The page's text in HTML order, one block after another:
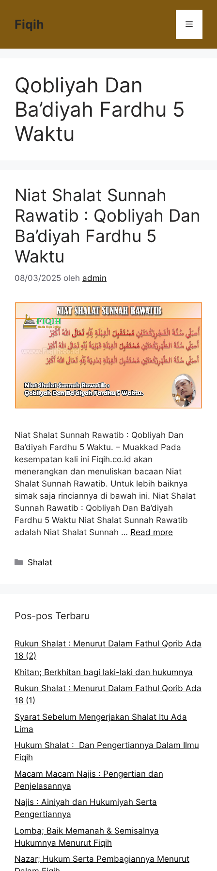
Fiqih Menu
Qobliyah Dan
Ba’diyah Fardhu 5
Waktu
Niat Shalat Sunnah
Rawatib : Qobliyah Dan
Ba’diyah Fardhu 5
Waktu
08/03/2025 oleh admin
Niat Shalat Sunnah Rawatib : Qobliyah Dan
Ba’diyah Fardhu 5 Waktu. – Muakkad Pada
kesempatan kali ini Fiqih.co.id akan
menerangkan dan menuliskan bacaan Niat
Shalat Sunnah Rawatib. Untuk lebih baiknya
simak saja rinciannya di bawah ini. Niat Shalat
Sunnah Rawatib : Qobliyah Dan Ba’diyah
Fardhu 5 Waktu Niat Shalat Sunnah Rawatib
adalah Niat Shalat Sunnah … Read more
Kategori
Shalat
Pos-pos Terbaru
Rukun Shalat : Menurut Dalam Fathul Qorib Ada
18 (2)
Khitan; Berkhitan bagi laki-laki dan hukumnya
Rukun Shalat : Menurut Dalam Fathul Qorib Ada
18 (1)
Syarat Sebelum Mengerjakan Shalat Itu Ada
Lima
Hukum Shalat : Dan Pengertiannya Dalam Ilmu
Fiqih
Macam Macam Najis : Pengertian dan
Penjelasannya
Najis : Ainiyah dan Hukumiyah Serta
Pengertiannya
Lomba; Baik Memanah & Semisalnya
Hukumnya Menurut Fiqih
Nazar; Hukum Serta Pembagiannya Menurut